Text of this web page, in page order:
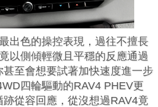
出色的操控表現，過往不擅長
以側傾輕微且平穩的反應通過
至會想要試著加快速度進一步
四輪驅動的RAV4 PHEV更
從容回應，從沒想過RAV4竟